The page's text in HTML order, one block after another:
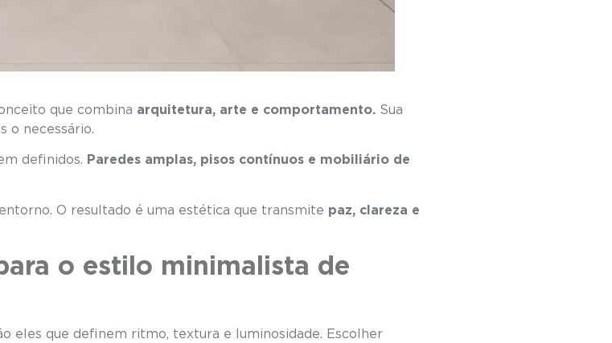
que combina arquitetura, arte e comportamento. Sua
o necessário.
definidos. Paredes amplas, pisos contínuos e mobiliário de
o olhar.
O resultado é uma estética que transmite paz, clareza e
o estilo minimalista de
eles que definem ritmo, textura e luminosidade. Escolher